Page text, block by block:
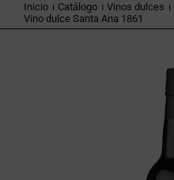
Inicio Catálogo Vinos dulces
Vino dulce Santa Ana 1861